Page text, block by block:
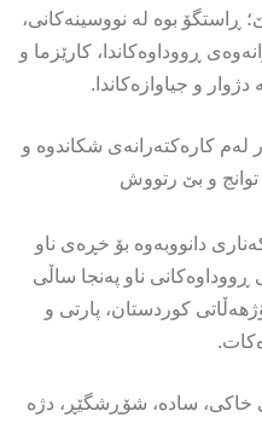
ڕاستگۆ بوە لە نووسینەكانی،
ڕووداوەكاندا، كارێزما و
و جیاوازەكاندا.
لەم كارەكتەرانەی شكاندوە و
توانج و بێ رتووش
دانووبەوە بۆ خڕەی ناو
ڕووداوەكانی ناو پەنجا ساڵی
كوردستان، پارتی و
خاكی، سادە، شۆڕشگێڕ، دژە